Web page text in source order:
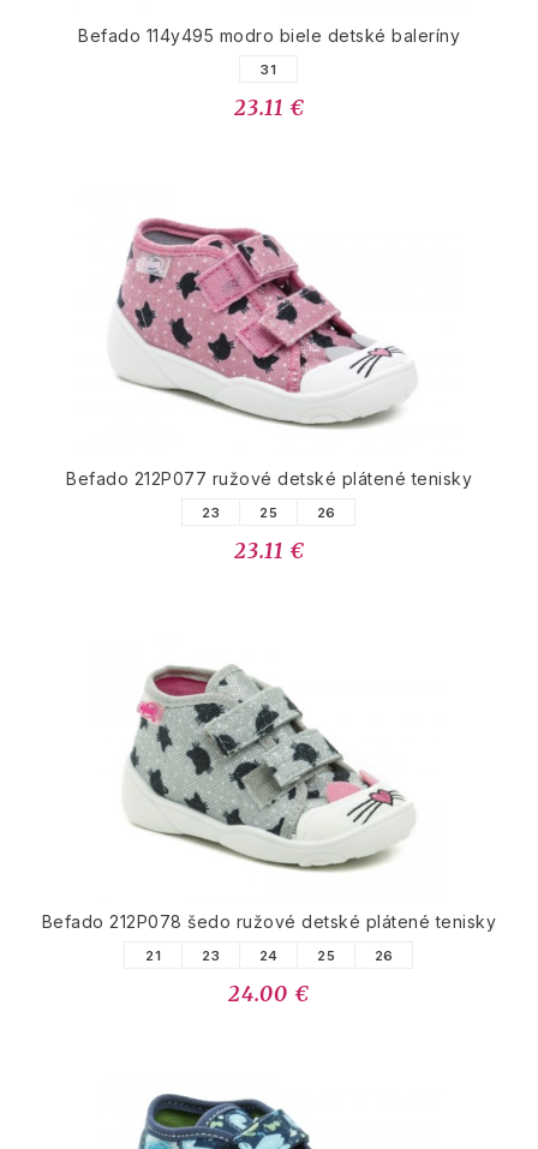
Befado 114y495 modro biele detské baleríny
31
23.11 €
Befado 212P077 ružové detské plátené tenisky
23 25 26
23.11 €
Befado 212P078 šedo ružové detské plátené tenisky
21 23 24 25 26
24.00 €